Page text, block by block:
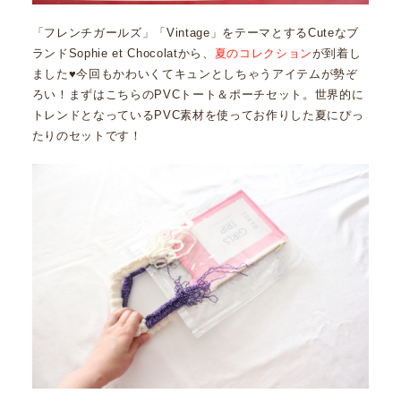
「フレンチガールズ」「Vintage」をテーマとするCuteなブ
ランドSophie et Chocolatから、 夏のコレクションが到着し
ました♥今回もかわいくてキュンとしちゃうアイテムが勢ぞ
ろい！まずはこちらのPVCトート＆ポーチセット。世界的に
トレンドとなっているPVC素材を使ってお作りした夏にぴっ
たりのセットです！